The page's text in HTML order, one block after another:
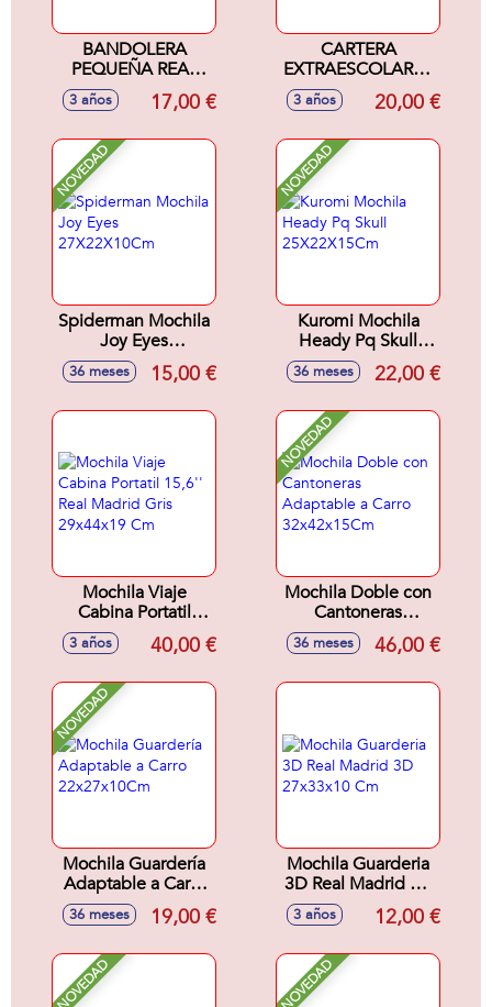
BANDOLERA
PEQUEÑA REAL
MADRID 1ª EQUIP.
24/25 16X22X6 CM
3 años 17,00 €
CARTERA
EXTRAESCOLARES
REAL MADRID 1ª
EQUIP. 24/25
3 años 20,00 €
NOVEDAD
Spiderman Mochila
Joy Eyes
27X22X10Cm
36 meses 15,00 €
NOVEDAD
Kuromi Mochila
Heady Pq Skull
25X22X15Cm
36 meses 22,00 €
Mochila Viaje
Cabina Portatil
15,6'' Real Madrid
Gris 29x44x19 Cm
3 años 40,00 €
NOVEDAD
Mochila Doble con
Cantoneras
Adaptable a Carro
32x42x15Cm
36 meses 46,00 €
NOVEDAD
Mochila Guardería
Adaptable a Carro
22x27x10Cm
36 meses 19,00 €
Mochila Guarderia
3D Real Madrid 3D
27x33x10 Cm
3 años 12,00 €
NOVEDAD NOVEDAD